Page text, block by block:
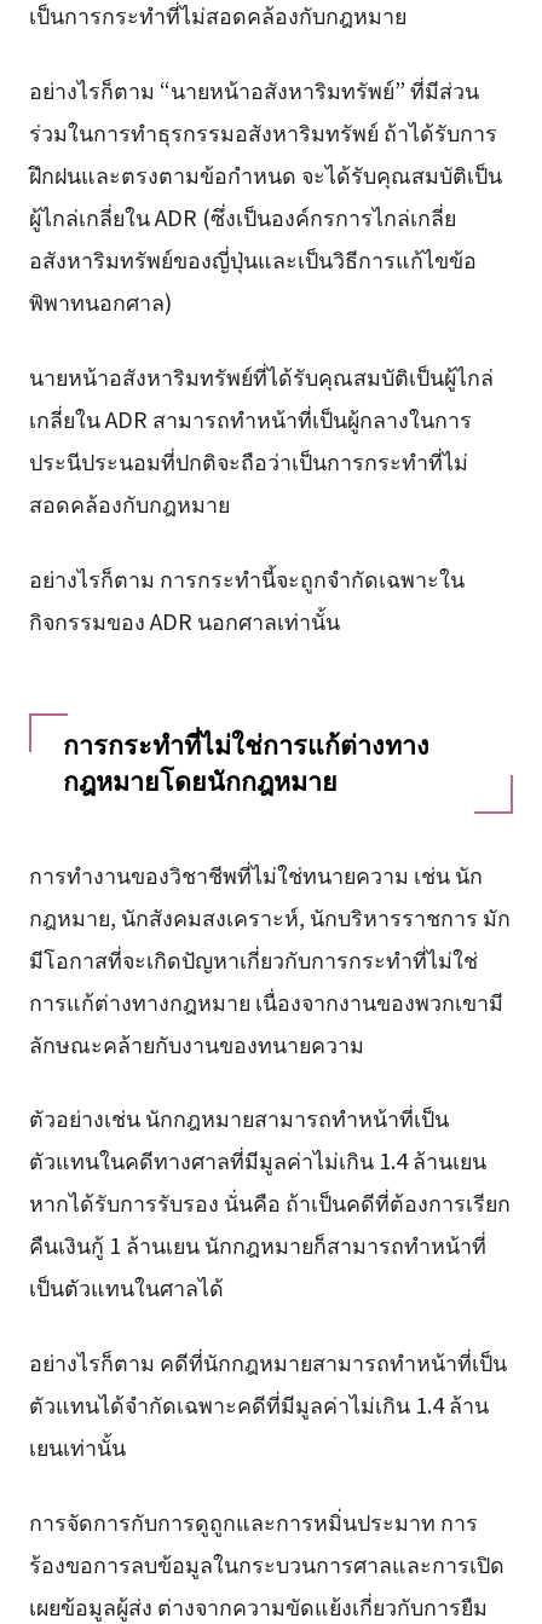
เป็นการกระทำที่ไม่สอดคล้องกับกฎหมาย
อย่างไรก็ตาม “นายหน้าอสังหาริมทรัพย์” ที่มีส่วน
ร่วมในการทำธุรกรรมอสังหาริมทรัพย์ ถ้าได้รับการ
ฝึกฝนและตรงตามข้อกำหนด จะได้รับคุณสมบัติเป็น
ผู้ไกล่เกลี่ยใน ADR (ซึ่งเป็นองค์กรการไกล่เกลี่ย
อสังหาริมทรัพย์ของญี่ปุ่นและเป็นวิธีการแก้ไขข้อ
พิพาทนอกศาล)
นายหน้าอสังหาริมทรัพย์ที่ได้รับคุณสมบัติเป็นผู้ไกล่
เกลี่ยใน ADR สามารถทำหน้าที่เป็นผู้กลางในการ
ประนีประนอมที่ปกติจะถือว่าเป็นการกระทำที่ไม่
สอดคล้องกับกฎหมาย
อย่างไรก็ตาม การกระทำนี้จะถูกจำกัดเฉพาะใน
กิจกรรมของ ADR นอกศาลเท่านั้น
การกระทำที่ไม่ใช่การแก้ต่างทาง
กฎหมายโดยนักกฎหมาย
การทำงานของวิชาชีพที่ไม่ใช่ทนายความ เช่น นัก
กฎหมาย, นักสังคมสงเคราะห์, นักบริหารราชการ มัก
มีโอกาสที่จะเกิดปัญหาเกี่ยวกับการกระทำที่ไม่ใช่
การแก้ต่างทางกฎหมาย เนื่องจากงานของพวกเขามี
ลักษณะคล้ายกับงานของทนายความ
ตัวอย่างเช่น นักกฎหมายสามารถทำหน้าที่เป็น
ตัวแทนในคดีทางศาลที่มีมูลค่าไม่เกิน 1.4 ล้านเยน
หากได้รับการรับรอง นั่นคือ ถ้าเป็นคดีที่ต้องการเรียก
คืนเงินกู้ 1 ล้านเยน นักกฎหมายก็สามารถทำหน้าที่
เป็นตัวแทนในศาลได้
อย่างไรก็ตาม คดีที่นักกฎหมายสามารถทำหน้าที่เป็น
ตัวแทนได้จำกัดเฉพาะคดีที่มีมูลค่าไม่เกิน 1.4 ล้าน
เยนเท่านั้น
การจัดการกับการดูถูกและการหมิ่นประมาท การ
ร้องขอการลบข้อมูลในกระบวนการศาลและการเปิด
เผยข้อมูลผู้ส่ง ต่างจากความขัดแย้งเกี่ยวกับการยืม